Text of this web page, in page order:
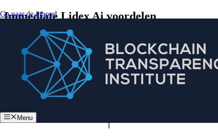
Ga naar de inhoud
Menu
Immediate Lidex Ai voordelen